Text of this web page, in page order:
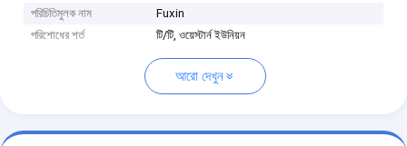
পরিচিতিমুলক নাম
Fuxin
পরিশোধের শর্ত
টি/টি, ওয়েস্টার্ন ইউনিয়ন
আরো দেখুন